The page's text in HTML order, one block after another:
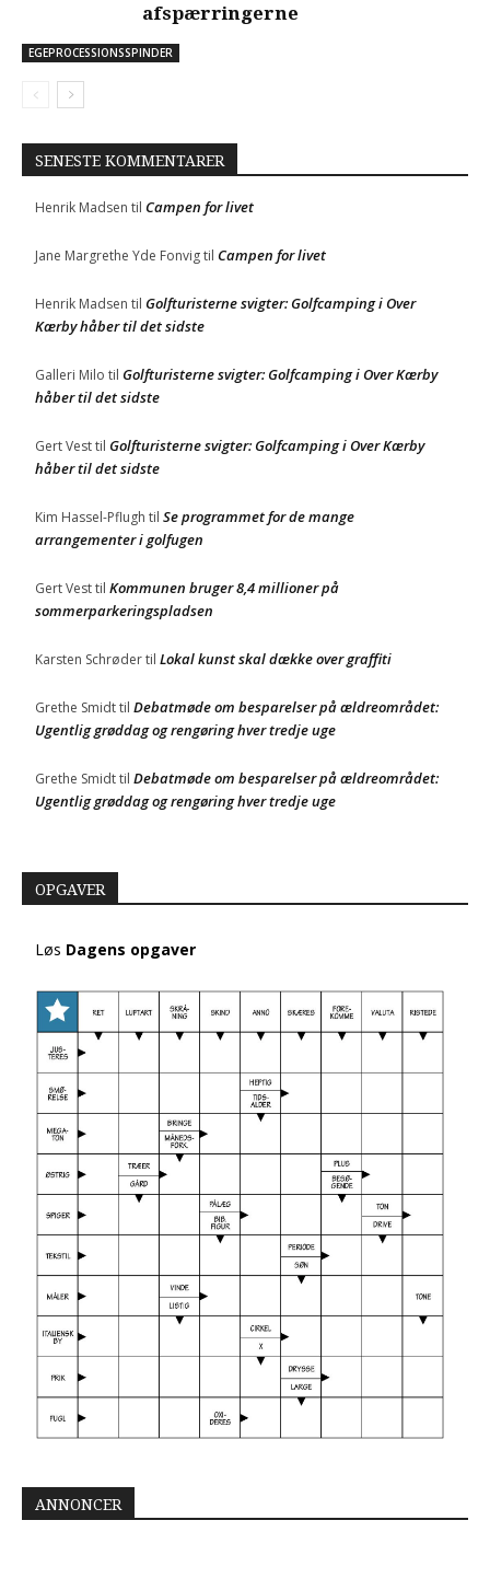
EGEPROCESSIONSSPINDER
afspærringerne
SENESTE KOMMENTARER
Henrik Madsen til Campen for livet
Jane Margrethe Yde Fonvigtil Campen for livet
Henrik Madsen til Golfturisterne svigter: Golfcamping i Over
Kærby håber til det sidste
Galleri Milo til Golfturisterne svigter: Golfcamping i Over Kærby
håber til det sidste
Gert Vesttil Golfturisterne svigter: Golfcamping i Over Kærby
håber til det sidste
Kim Hassel-Pflugh til Se programmet for de mange
arrangementer i golfugen
Gert Vesttil Kommunen bruger 8,4 millioner på
sommerparkeringspladsen
Karsten Schrødertil Lokal kunst skal dække over graffiti
Grethe Smidttil Debatmøde om besparelser på ældreområdet:
Ugentlig grøddag og rengøring hver tredje uge
Grethe Smidttil Debatmøde om besparelser på ældreområdet:
Ugentlig grøddag og rengøring hver tredje uge
OPGAVER
Løs Dagens opgaver
ANNONCER